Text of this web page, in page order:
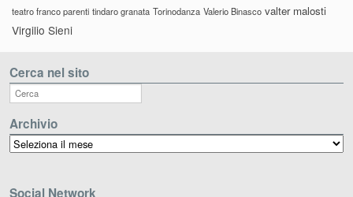
teatro franco parenti tindaro granata Torinodanza Valerio Binasco valter malosti
Virgilio Sieni
Cerca nel sito
Archivio
Archivio
Social Network